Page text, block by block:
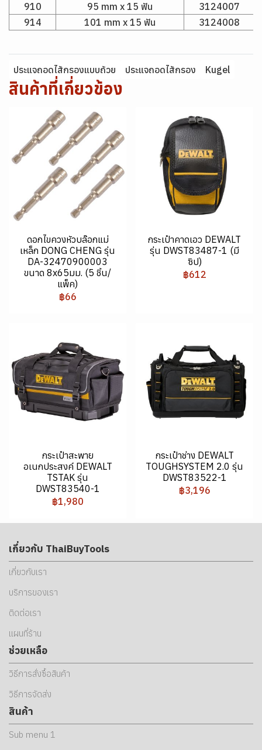
910
95 mm x 15 ฟัน
3124007
914
101 mm x 15 ฟัน 3124008
ประแจถอดไส้กรองแบบถ้วย ประแจถอดไส้กรอง Kugel
สินค้าที่เกี่ยวข้อง
ดอกไขควงหัวบล๊อกแม่
เหล็ก DONG CHENG รุ่น
DA-32470900003
ขนาด 8x65มม. (5 ชิ้น/
แพ็ค)
฿66
กระเป๋าคาดเอว DEWALT
รุ่น DWST83487-1 (มี
ซิป)
฿612
กระเป๋าสะพาย
อเนกประสงค์ DEWALT
TSTAK รุ่น
DWST83540-1
฿1,980
กระเป๋าช่าง DEWALT
TOUGHSYSTEM 2.0 รุ่น
DWST83522-1
฿3,196
เกี่ยวกับ ThaiBuyTools
เกี่ยวกับเรา
บริการของเรา
ติดต่อเรา
แผนที่ร้าน
ช่วยเหลือ
วิธีการสั่งซื้อสินค้า
วิธีการจัดส่ง
สินค้า
Sub menu 1